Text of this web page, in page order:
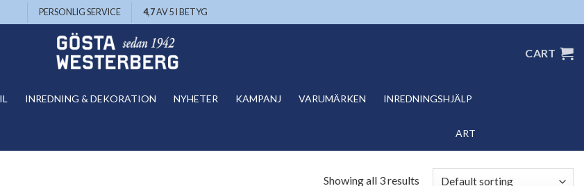
PERSONLIG SERVICE 4,7AV 5 I BETYG
CART
INREDNING & DEKORATION NYHETER KAMPANJ VARUMÄRKEN INREDNINGSHJÄLP
ART
Showing all 3 results